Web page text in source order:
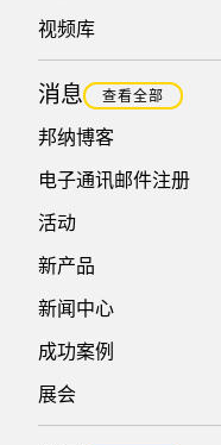
视频库
消息 查看全部
邦纳博客
电子通讯邮件注册
活动
新产品
新闻中心
成功案例
展会